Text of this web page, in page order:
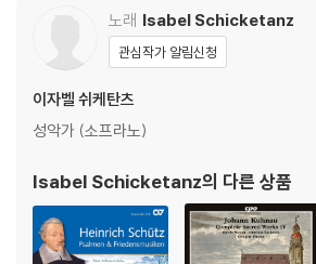
Keyboard Bwv 525-
노래 Isabel Schicketanz
관심작가 알림신청
이자벨 쉬케탄츠
성악가 (소프라노)
Isabel Schicketanz의 다른 상품